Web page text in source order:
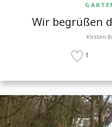
Wir begrüßen
Kirsten
1